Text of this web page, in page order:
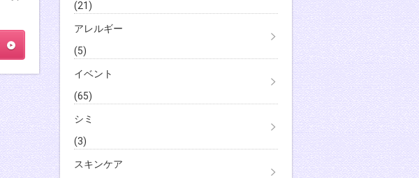
(21)
アレルギー
(5)
イベント
(65)
シミ
(3)
スキンケア